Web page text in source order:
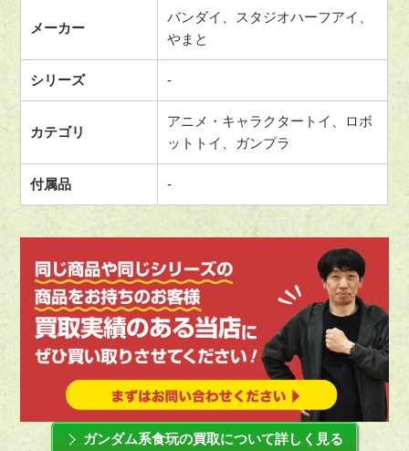
メーカー
バンダイ、スタジオハーフアイ、
やまと
シリーズ -
カテゴリ
アニメ・キャラクタートイ、ロボ
ットトイ、ガンプラ
付属品 -
ガンダム系食玩の買取について詳しく見る